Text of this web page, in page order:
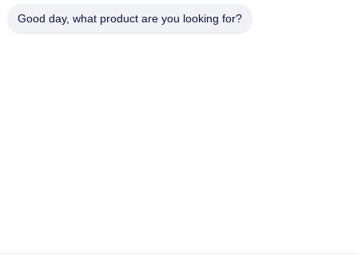
Tur Pabrik
Good day, what product are you looking for?